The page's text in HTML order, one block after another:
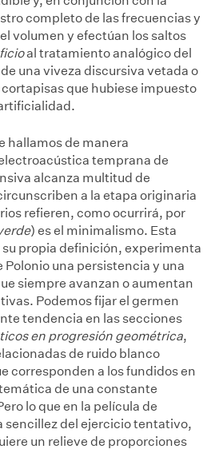
completo de las frecuencias y
volumen y efectúan los saltos
al tratamiento analógico del
una viveza discursiva vetada o
que hubiese impuesto
hallamos de manera
temprana de
alcanza multitud de
a la etapa originaria
refieren, como ocurrirá, por
) es el minimalismo. Esta
propia definición, experimenta
una persistencia y una
siempre avanzan o aumentan
Podemos fijar el germen
tendencia en las secciones
en progresión geométrica,
de ruido blanco
corresponden a los fundidos en
de una constante
lo que en la película de
sencillez del ejercicio tentativo,
un relieve de proporciones